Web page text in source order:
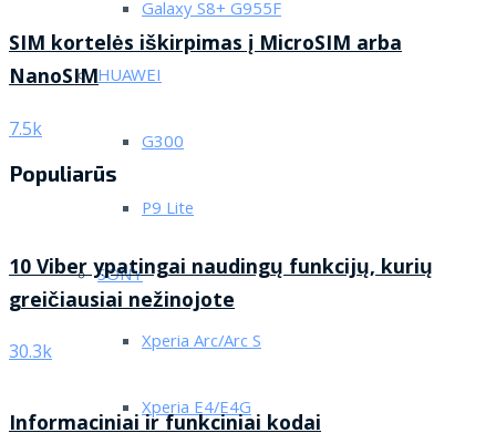
Galaxy S8+ G955F
HUAWEI
G300
P9 Lite
SONY
Xperia Arc/Arc S
Xperia E4/E4G
SIM kortelės iškirpimas į MicroSIM arba
NanoSIM
7.5k
Populiarūs
10 Viber ypatingai naudingų funkcijų, kurių
greičiausiai nežinojote
30.3k
Informaciniai ir funkciniai kodai